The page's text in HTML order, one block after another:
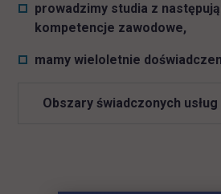
prowadzimy studia z
kompetencje zawodowe,
mamy wieloletnie
Obszary świadczonych